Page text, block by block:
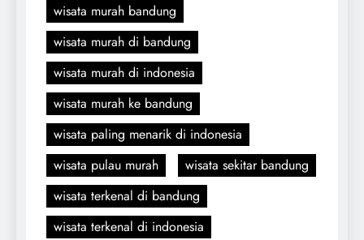
wisata murah bandung
wisata murah di bandung
wisata murah di indonesia
wisata murah ke bandung
wisata paling menarik di indonesia
wisata pulau murah
wisata sekitar bandung
wisata terkenal di bandung
wisata terkenal di indonesia